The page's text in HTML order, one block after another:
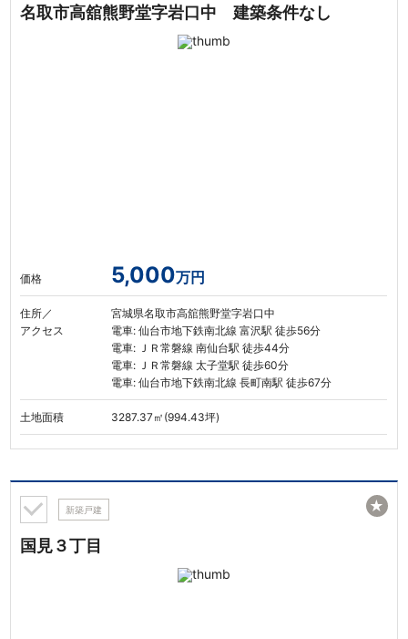
名取市高舘熊野堂字岩口中 建築条件なし
価格 5,000万円
住所／
アクセス
宮城県名取市高舘熊野堂字岩口中
電車: 仙台市地下鉄南北線 富沢駅 徒歩56分
電車: ＪＲ常磐線 南仙台駅 徒歩44分
電車: ＪＲ常磐線 太子堂駅 徒歩60分
電車: 仙台市地下鉄南北線 長町南駅 徒歩67分
土地面積 3287.37㎡(994.43坪)
新築戸建
国見３丁目
★